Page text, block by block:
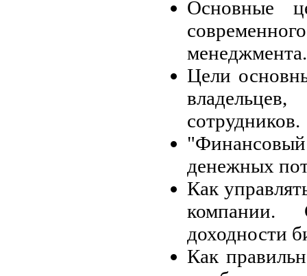
Основные
менеджмента.
Цели
сотрудников.
денежных
Как
компании.
доходности
Как